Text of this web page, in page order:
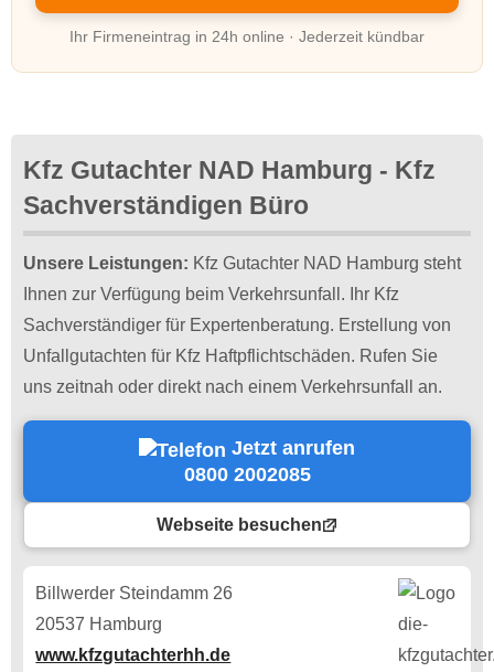
Ihr Firmeneintrag in 24h online · Jederzeit kündbar
Kfz Gutachter NAD Hamburg - Kfz
Sachverständigen Büro
Unsere Leistungen: Kfz Gutachter NAD Hamburg steht
Ihnen zur Verfügung beim Verkehrsunfall. Ihr Kfz
Sachverständiger für Expertenberatung. Erstellung von
Unfallgutachten für Kfz Haftpflichtschäden. Rufen Sie
uns zeitnah oder direkt nach einem Verkehrsunfall an.
Jetzt anrufen
0800 2002085
Webseite besuchen
Billwerder Steindamm 26
20537 Hamburg
www.kfzgutachterhh.de